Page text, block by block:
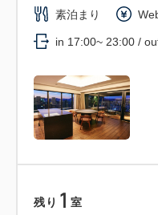
素泊まり
in 17:00~ 23:00 /
残り 1 室